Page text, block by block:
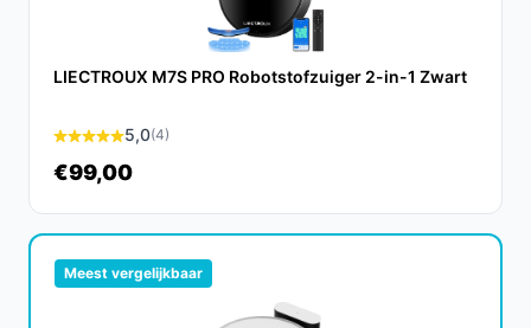
LIECTROUX M7S PRO Robotstofzuiger 2-in-1 Zwart
5,0(4)
€99,00
Meest vergelijkbaar